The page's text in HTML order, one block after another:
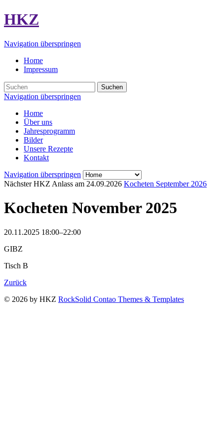
HKZ
Navigation überspringen
Home
Impressum
Suchen
Navigation überspringen
Home
Über uns
Jahresprogramm
Bilder
Unsere Rezepte
Kontakt
Navigation überspringen
Nächster HKZ Anlass am 24.09.2026 Kocheten September 2026
Kocheten November 2025
20.11.2025 18:00–22:00
GIBZ
Tisch B
Zurück
© 2026 by HKZ RockSolid Contao Themes & Templates